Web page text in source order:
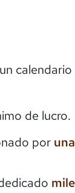
de lucro.
por